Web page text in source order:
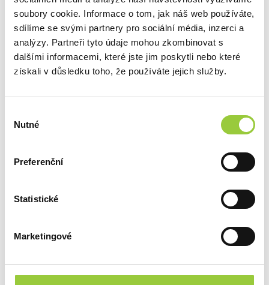
soubory cookie. Informace o tom, jak náš web používáte,
sdílíme se svými partnery pro sociální média, inzerci a
analýzy. Partneři tyto údaje mohou zkombinovat s
dalšími informacemi, které jste jim poskytli nebo které
získali v důsledku toho, že používáte jejich služby.
souhlasu
Nutné
Preferenční
Statistické
Marketingové
POPIS
DALŠÍ PRODUKTY Z
TÉTO KATEGORIE
ZOBRAZIT JINÉ PRODUKTY Z TÉTO KATEGORIE